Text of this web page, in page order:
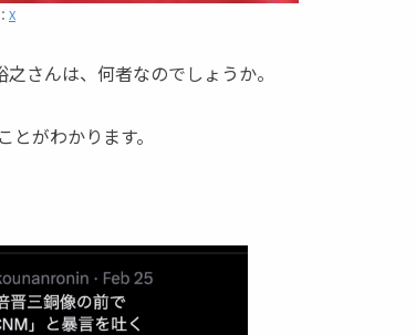
X
さんは、何者なのでしょうか。
がわかります。